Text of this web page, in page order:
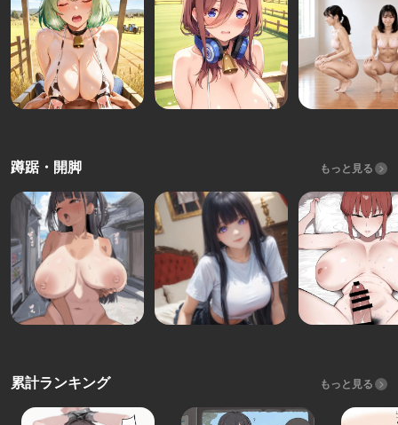
蹲踞・開脚 もっと見る
累計ランキング もっと見る